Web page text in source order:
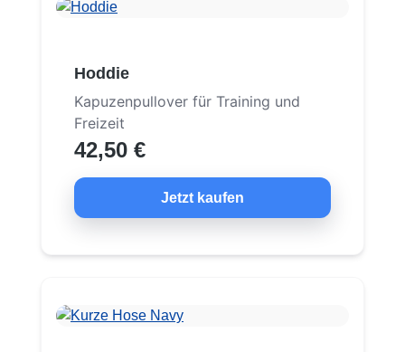
Hoddie
Kapuzenpullover für Training und
Freizeit
42,50 €
Jetzt kaufen